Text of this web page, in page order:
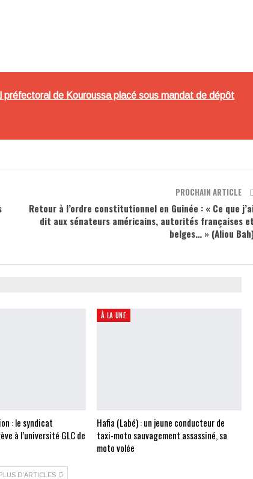
préfectoral de Kouroussa placé sous mandat de dépôt
PROCHAIN ARTICLE
Retour à l’ordre constitutionnel en Guinée : « Ce que
dit aux sénateurs américains, autorités françaises et
belges… » (Aliou
: le syndicat
à l’université GLC de
À LA UNE
Hafia (Labé) : un jeune conducteur de
taxi-moto sauvagement assassiné, sa
moto volée
D'ARTICLES